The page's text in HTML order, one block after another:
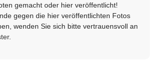
gemacht oder hier veröffentlicht!
gegen die hier veröffentlichten Fotos
wenden Sie sich bitte vertrauensvoll an
.